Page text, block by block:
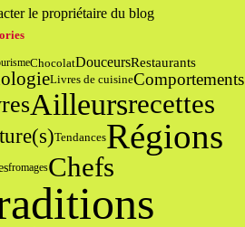
le propriétaire du blog
ChocolatDouceursRestaurants
Livres de cuisineComportements
Ailleursrecettes
TendancesRégions
fromagesChefs